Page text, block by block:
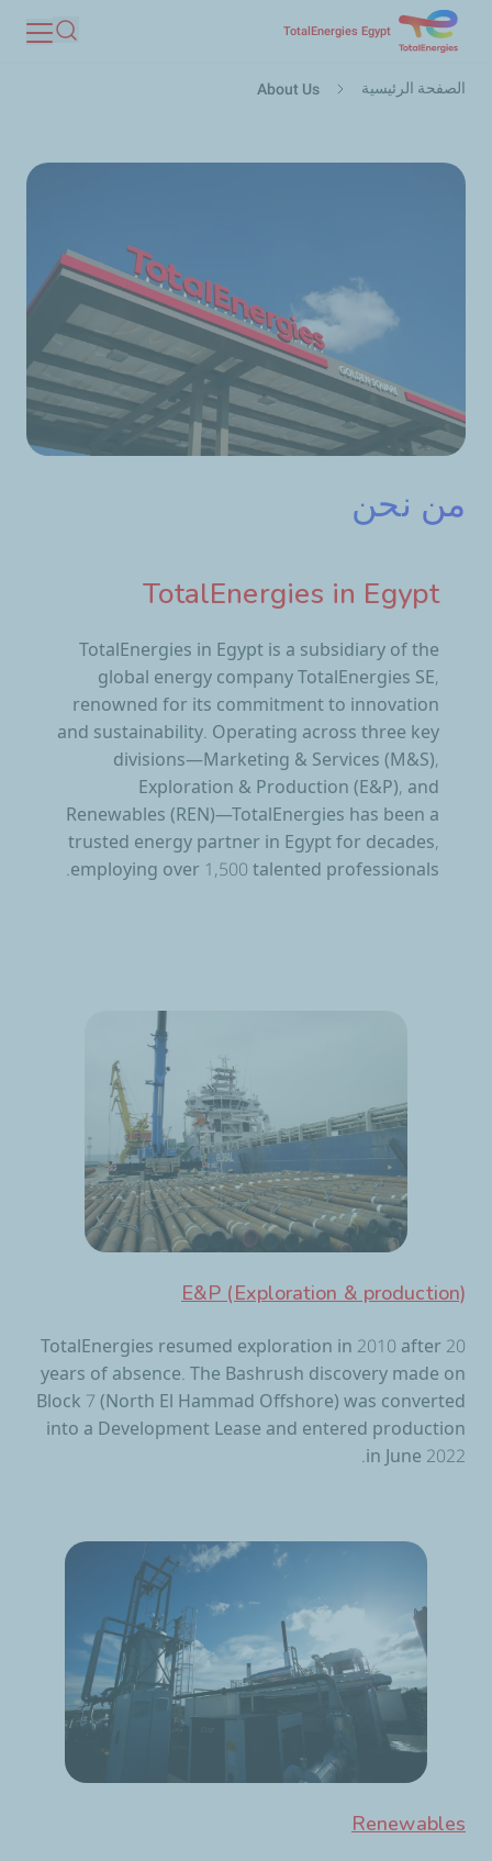
TotalEnergies Egypt
بحث
مسار
الصفحة الرئيسية About Us
من نحن
TotalEnergies in Egypt
TotalEnergies in Egypt is a subsidiary of the
global energy company TotalEnergies SE,
renowned for its commitment to innovation
and sustainability. Operating across three key
divisions—Marketing & Services (M&S),
Exploration & Production (E&P), and
Renewables (REN)—TotalEnergies has been a
trusted energy partner in Egypt for decades,
employing over 1,500 talented professionals.
E&P (Exploration & production)
TotalEnergies resumed exploration in 2010 after 20
years of absence. The Bashrush discovery made on
Block 7 (North El Hammad Offshore) was converted
into a Development Lease and entered production
in June 2022.
Renewables